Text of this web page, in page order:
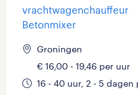
vrachtwagenchauffeur
Betonmixer
Groningen
€ 16,00 - 19,46 per uur
16 - 40 uur, 2 - 5 dagen